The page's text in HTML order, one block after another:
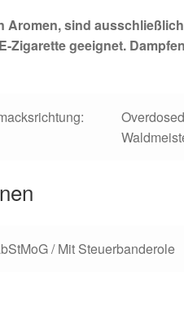
Aromen, sind ausschließlich
Zigarette geeignet.
/ Mit Steuerbanderole